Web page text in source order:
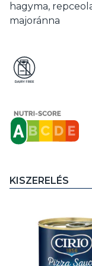
hagyma,
majoránna
KISZERELÉS